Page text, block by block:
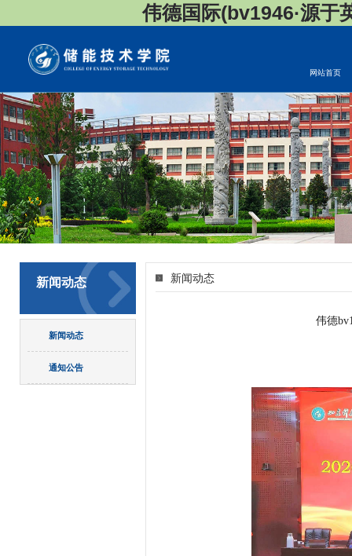
伟德国际(bv1946·源
网站首页
新闻动态
新闻动态
通知公告
新闻动态
伟德